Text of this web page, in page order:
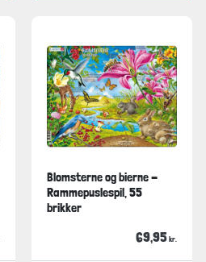
Blomsterne og bierne -
Rammepuslespil, 55
brikker
69,95 kr.